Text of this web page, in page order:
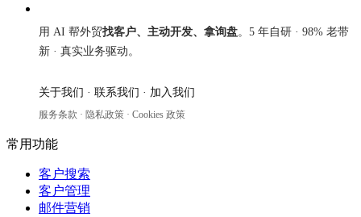
用 AI 帮外贸找客户、主动开发、拿询盘。5 年自研 · 98% 老带
新 · 真实业务驱动。
关于我们 · 联系我们 · 加入我们
服务条款 · 隐私政策 · Cookies 政策
常用功能
客户搜索
客户管理
邮件营销